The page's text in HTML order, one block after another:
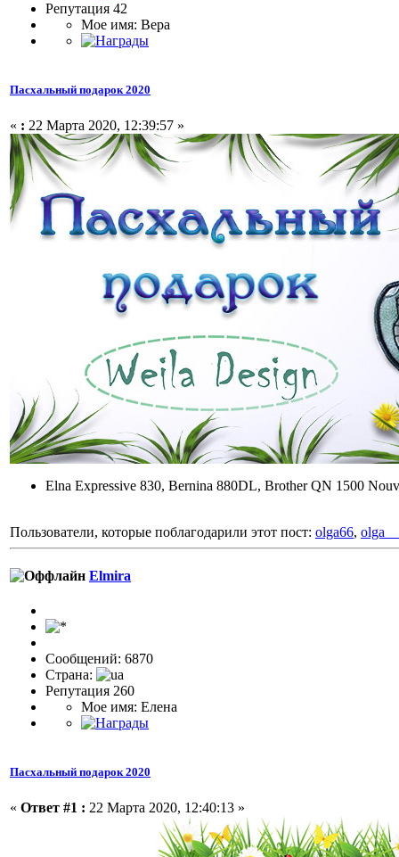
Репутация 42
Мое имя: Вера
Пасхальный подарок 2020
« : 22 Марта 2020, 12:39:57 »
Elna Expressive 830, Bernina 880DL, Brother QN 1500
Пользователи, которые поблагодарили этот пост: olga66,
Elmira
Сообщений: 6870
Страна:
Репутация 260
Мое имя: Елена
Пасхальный подарок 2020
« Ответ #1 : 22 Марта 2020, 12:40:13 »